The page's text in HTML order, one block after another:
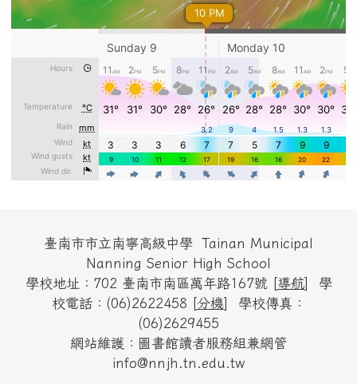
頁尾區域內容
臺南市市立南寧高級中學 Tainan Municipal
Nanning Senior High School
學校地址：702 臺南市南區萬年路167號 [導航] 學
校電話：(06)2622458 [分機] 學校傳真：
(06)2629455
網站維護：圖書館讀者服務組兼網管
info@nnjh.tn.edu.tw